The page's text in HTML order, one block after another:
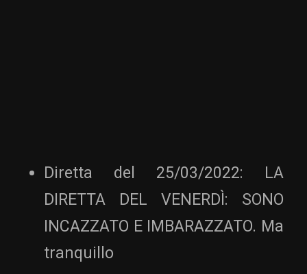
Diretta del 25/03/2022: LA
DIRETTA DEL VENERDÌ: SONO
INCAZZATO E IMBARAZZATO. Ma
tranquillo